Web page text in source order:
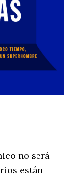
no será
están